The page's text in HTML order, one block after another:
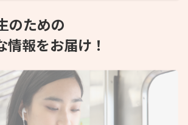
のための
情報をお届け！